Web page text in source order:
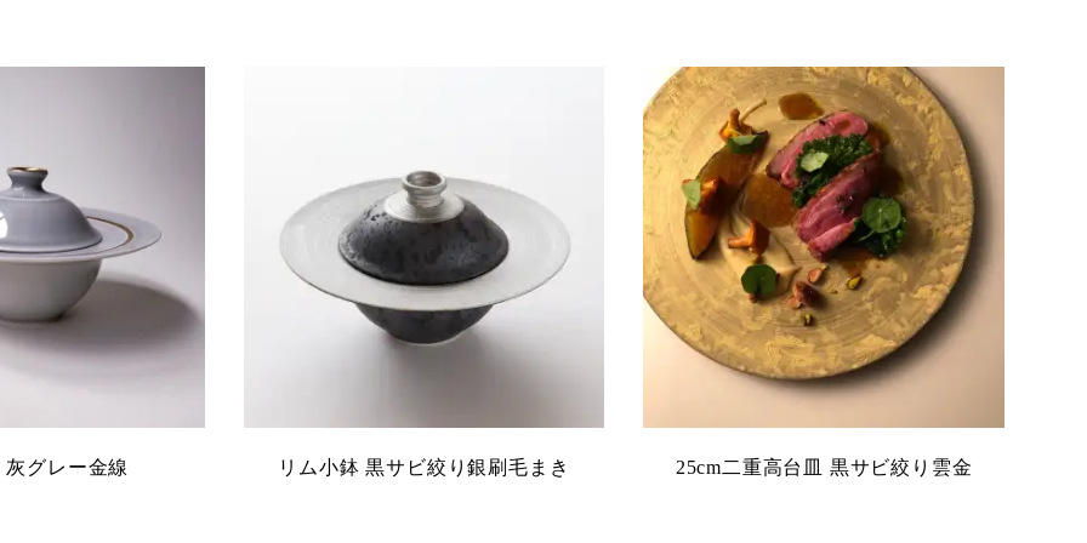
灰グレー金線 リム小鉢 黒サビ絞り銀刷毛まき 25cm二重高台皿 黒サビ絞り雲金